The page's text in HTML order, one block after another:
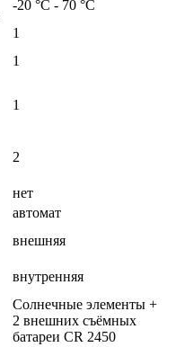
-20 °С - 70 °С
1
1
1
2
нет
автомат
внешняя
внутренняя
Солнечные элементы +
2 внешних съёмных
батареи CR 2450